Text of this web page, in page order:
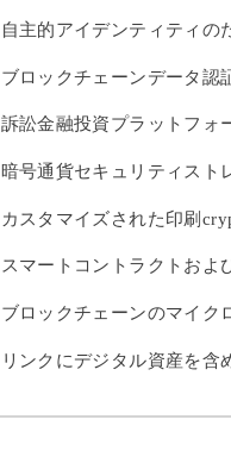
自主的アイデンティティの
ブロックチェーンデータ認
訴訟金融投資プラットフォ
暗号通貨セキュリティスト
カスタマイズされた印刷
スマートコントラクトおよ
ブロックチェーンのマイク
リンクにデジタル資産を含